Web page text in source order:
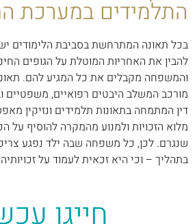
התלמידים במערכת
בכל תאונה המתרחשת בסביבת הלימודים
להבין את האחריות המוטלת על הגופים
והמשפחה מקבלים את כל המגיע להם.
מורכב המשלב היבטים רפואיים, משפטיים
דין המתמחה בתאונות תלמידים ונזיקין
מלוא הזכויות ולמנוע מהמקרה להוסיף על
שנגרם. לכן, כל משפחה שבה ילד נפגע
בתהליך – וכי היא זכאית לעמוד על
חייגו